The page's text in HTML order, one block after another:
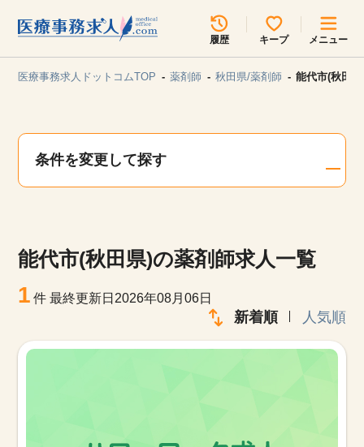
履歴 キープ メニュー
見学会・イベント情報
よくあるご質問
医療事務求人ドットコムTOP 薬剤師 秋田県/薬剤師 能代市(秋田
条件を変更して探す
能代市(秋田県)の薬剤師求人一覧
1 件最終更新日2026年08月06日
新着順 人気順
所在地のエリアを選択してください
各支店担当よりご連絡させていただきます。
関東
甲信越・北陸 中国・四国